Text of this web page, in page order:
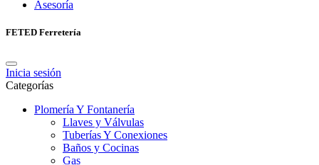
Asesoría
FETED Ferretería
Inicia sesión
Categorías
Plomería Y Fontanería
Llaves y Válvulas
Tuberías Y Conexiones
Baños y Cocinas
Gas